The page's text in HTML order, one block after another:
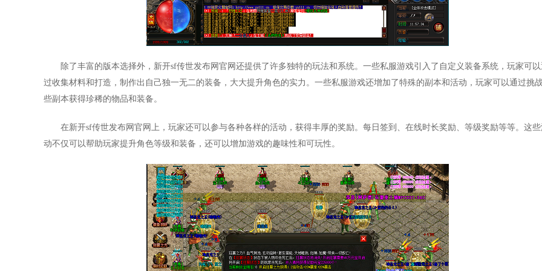
除了丰富的版本选择外，新开sf传世发布网官网还提供了许多独特的玩法和系统。一些私服游戏引入了自定义装备系统，玩家可以
过收集材料和打造，制作出自己独一无二的装备，大大提升角色的实力。一些私服游戏还增加了特殊的副本和活动，玩家可以通过挑
些副本获得珍稀的物品和装备。
在新开sf传世发布网官网上，玩家还可以参与各种各样的活动，获得丰厚的奖励。每日签到、在线时长奖励、等级奖励等等。这
动不仅可以帮助玩家提升角色等级和装备，还可以增加游戏的趣味性和可玩性。